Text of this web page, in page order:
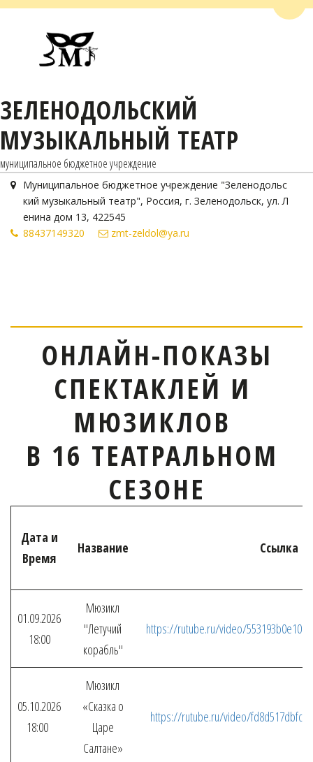
ЗЕЛЕНОДОЛЬСКИЙ
МУЗЫКАЛЬНЫЙ ТЕАТР
муниципальное бюджетное учреждение
Муниципальное бюджетное учреждение "Зеленодольс
кий музыкальный театр", Россия, г. Зеленодольск, ул. Л
енина дом 13, 422545
884371 49320 zmt-zeldol@ya.ru
ОНЛАЙН-ПОКАЗЫ
СПЕКТАКЛЕЙ И
МЮЗИКЛОВ
В 16 ТЕАТРАЛЬНОМ
СЕЗОНЕ
Дата и
Время
Название Ссылка
01.09.2026
18:00
Мюзикл
"Летучий
корабль"
https://rutube.ru/video/
05.10.2026
18:00
Мюзикл
«Сказка о
Царе
Салтане»
https://rutube.ru/video/